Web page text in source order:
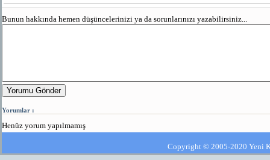
Bunun hakkında hemen düşüncelerinizi ya da sorunlarınızı yazabilirsiniz...
Yorumu Gönder
Yorumlar :
Henüz yorum yapılmamış
Copyright © 2005-2020 Yeni